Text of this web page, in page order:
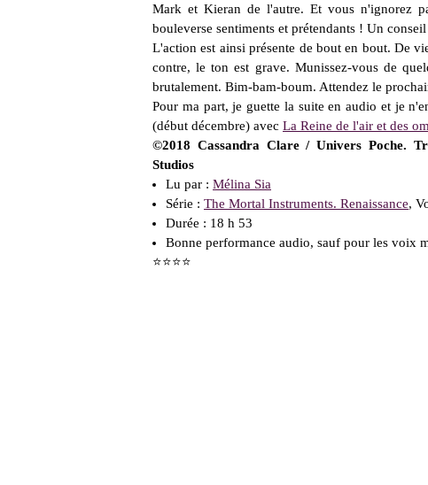
Mark et Kieran de l'autre. Et vous n'ignorez
bouleverse sentiments et prétendants ! Un
L'action est ainsi présente de bout en bout. De
contre, le ton est grave. Munissez-vous de
brutalement. Bim-bam-boum. Attendez le
Pour ma part, je guette la suite en audio et je
(début décembre) avec La Reine de l'air et des
©2018 Cassandra Clare / Univers Poche.
Studios
Lu par : Mélina Sia
Série : The Mortal Instruments. Renaissance,
Durée : 18 h 53
Bonne performance audio, sauf pour les voix
⭐⭐⭐⭐